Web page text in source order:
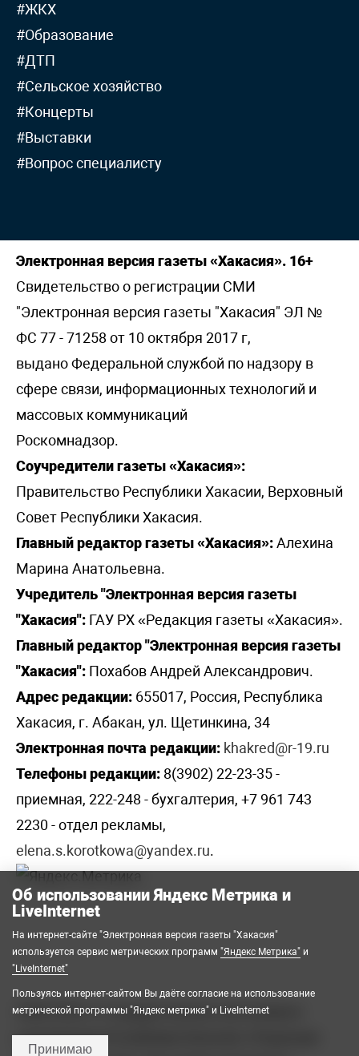
#ЖКХ
#Образование
#ДТП
#Сельское хозяйство
#Концерты
#Выставки
#Вопрос специалисту
Электронная версия газеты «Хакасия». 16+
Свидетельство о регистрации СМИ
"Электронная версия газеты "Хакасия" ЭЛ №
ФС 77 - 71258 от 10 октября 2017 г,
выдано Федеральной службой по надзору в
сфере связи, информационных технологий и
массовых коммуникаций
Роскомнадзор.
Соучредители газеты «Хакасия»:
Правительство Республики Хакасии, Верховный
Совет Республики Хакасия.
Главный редактор газеты «Хакасия»:Алехина
Марина Анатольевна.
Учредитель "Электронная версия газеты
"Хакасия": ГАУ РХ «Редакция газеты «Хакасия».
Главный редактор "Электронная версия газеты
"Хакасия": Похабов Андрей Александрович.
Адрес редакции: 655017, Россия, Республика
Хакасия, г. Абакан, ул. Щетинкина, 34
Электронная почта редакции: khakred@r-19.ru
Телефоны редакции: 8(3902) 22-23-35 -
приемная, 222-248 - бухгалтерия, +7 961 743
2230 - отдел рекламы,
elena.s.korotkowa@yandex.ru.
2008-2026 © Государственное автономное
учреждение Республики Хакасия «Редакция
Об использовании Яндекс Метрика и
LiveInternet
На интернет-сайте "Электронная версия газеты "Хакасия"
используется сервис метрических программ "Яндекс Метрика" и
"LiveInternet"
Пользуясь интернет-сайтом Вы даёте согласие на использование
метрической программы "Яндекс метрика" и LiveInternet
Принимаю